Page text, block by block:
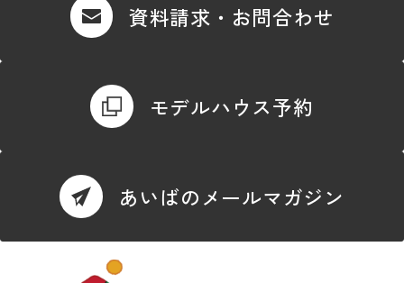
資料請求・お問合わせ
モデルハウス予約
あいばのメールマガジン